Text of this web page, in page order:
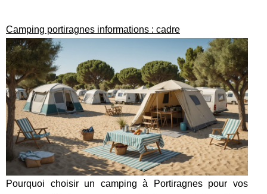
Camping portiragnes informations : cadre
Pourquoi choisir un camping à Portiragnes pour vos